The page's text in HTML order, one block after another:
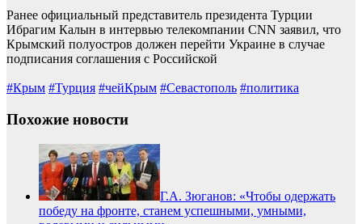
Ранее официальный представитель президента Турции
Ибрагим Калын в интервью телекомпании CNN заявил, что
Крымский полуостров должен перейти Украине в случае
подписания соглашения с Российской
#Крым #Турция #чейКрым #Севастополь #политика
Похожие новости
Г.А. Зюганов: «Чтобы одержать
победу на фронте, станем успешными, умными,